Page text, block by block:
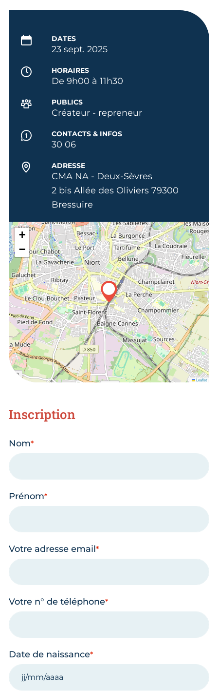
DATES
23 sept. 2025
HORAIRES
De 9h00 à 11h30
PUBLICS
Créateur - repreneur
CONTACTS & INFOS
30 06
ADRESSE
CMA NA - Deux-Sèvres
2 bis Allée des Oliviers 79300
Bressuire
+
−
Leaflet
Inscription
Nom
Prénom
Votre adresse email
Votre n° de téléphone
Date de naissance